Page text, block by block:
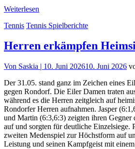
Weiterlesen
Tennis Tennis Spielberichte
Herren erkämpfen
Von Saskia | 10. Juni 202610. Juni 2026
Der 31.05. stand ganz im Zeichen eines
gegen Rondorf. Die Eiler Damen traten
während es die Herren zeitgleich auf
Rondorfer Herren aufnahmen. Jasper
und Martin (6:3,6:3) zeigten ihren Gegner
auf und sorgten für deutliche Einzelsiege.
zweiten Medenspiel zur Höchstform auf
Leistung und seinen Kampfgeist mit